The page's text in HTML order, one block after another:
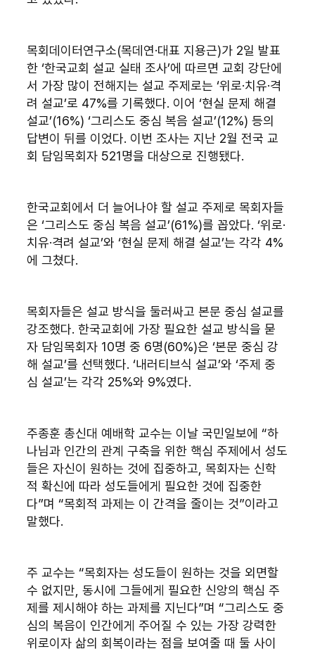
목회데이터연구소(목데연·대표 지용근)가 2일 발표
한 ‘한국교회 설교 실태 조사’에 따르면 교회 강단에
서 가장 많이 전해지는 설교 주제로는 ‘위로·치유·격
려 설교’로 47%를 기록했다. 이어 ‘현실 문제 해결
설교’(16%) ‘그리스도 중심 복음 설교’(12%) 등의
답변이 뒤를 이었다. 이번 조사는 지난 2월 전국 교
회 담임목회자 521명을 대상으로 진행됐다.
한국교회에서 더 늘어나야 할 설교 주제로 목회자들
은 ‘그리스도 중심 복음 설교’(61%)를 꼽았다. ‘위로·
치유·격려 설교’와 ‘현실 문제 해결 설교’는 각각 4%
에 그쳤다.
목회자들은 설교 방식을 둘러싸고 본문 중심 설교를
강조했다. 한국교회에 가장 필요한 설교 방식을 묻
자 담임목회자 10명 중 6명(60%)은 ‘본문 중심 강
해 설교’를 선택했다. ‘내러티브식 설교’와 ‘주제 중
심 설교’는 각각 25%와 9%였다.
주종훈 총신대 예배학 교수는 이날 국민일보에 “하
나님과 인간의 관계 구축을 위한 핵심 주제에서 성도
들은 자신이 원하는 것에 집중하고, 목회자는 신학
적 확신에 따라 성도들에게 필요한 것에 집중한
다”며 “목회적 과제는 이 간격을 줄이는 것”이라고
말했다.
주 교수는 “목회자는 성도들이 원하는 것을 외면할
수 없지만, 동시에 그들에게 필요한 신앙의 핵심 주
제를 제시해야 하는 과제를 지닌다”며 “그리스도 중
심의 복음이 인간에게 주어질 수 있는 가장 강력한
위로이자 삶의 회복이라는 점을 보여줄 때 둘 사이